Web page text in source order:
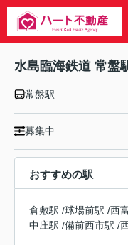
水島臨海鉄道 常盤
常盤駅
募集中
おすすめの駅
倉敷駅 /球場前駅 /西
中庄駅 /備前西市駅 /